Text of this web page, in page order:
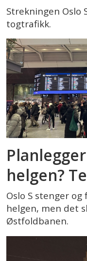
Strekningen Oslo
togtrafikk.
helgen?
Oslo S stenger
helgen, men det
Østfoldbanen.